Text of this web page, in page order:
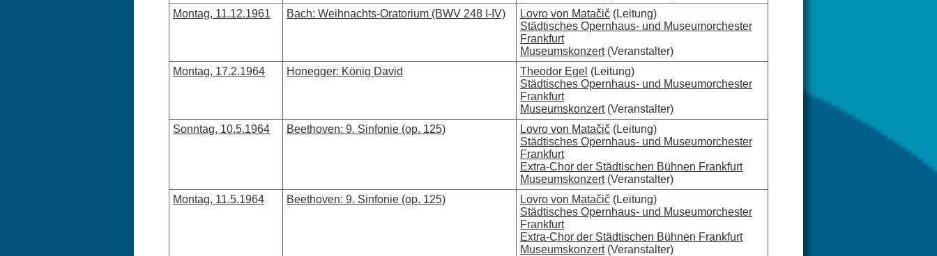
Montag, 11.12.1961
Bach: Weihnachts-Oratorium (BWV 248 I-IV) Lovro von Matačič (Leitung)
Städtisches Opernhaus- und Museumorchester
Frankfurt
Museumskonzert(Veranstalter)
Montag, 17.2.1964
Honegger: König David Theodor Egel (Leitung)
Städtisches Opernhaus- und Museumorchester
Frankfurt
Museumskonzert(Veranstalter)
Sonntag, 10.5.1964
Beethoven: 9. Sinfonie (op. 125) Lovro von Matačič (Leitung)
Städtisches Opernhaus- und Museumorchester
Frankfurt
Extra-Chor der Städtischen Bühnen Frankfurt
Museumskonzert(Veranstalter)
Montag, 11.5.1964
Beethoven: 9. Sinfonie (op. 125) Lovro von Matačič (Leitung)
Städtisches Opernhaus- und Museumorchester
Frankfurt
Extra-Chor der Städtischen Bühnen Frankfurt
Museumskonzert(Veranstalter)